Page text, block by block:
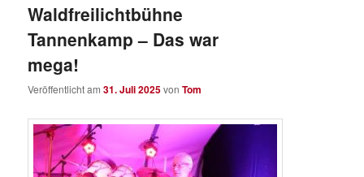
Waldfreilichtbühne
Tannenkamp – Das war
mega!
Veröffentlicht am31. Juli 2025vonTom